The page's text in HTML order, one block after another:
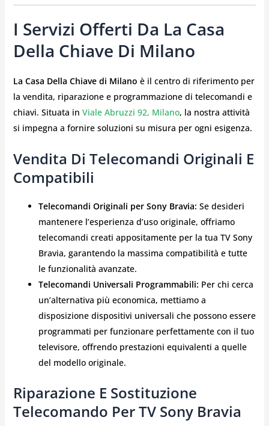
I Servizi Offerti Da La Casa
Della Chiave Di Milano
La Casa Della Chiave di Milano è il centro di riferimento per
la vendita, riparazione e programmazione di telecomandi e
chiavi. Situata in Viale Abruzzi 92, Milano, la nostra attività
si impegna a fornire soluzioni su misura per ogni esigenza.
Vendita Di Telecomandi Originali E
Compatibili
Telecomandi Originali per Sony Bravia: Se desideri
mantenere l’esperienza d’uso originale, offriamo
telecomandi creati appositamente per la tua TV Sony
Bravia, garantendo la massima compatibilità e tutte
le funzionalità avanzate.
Telecomandi Universali Programmabili: Per chi cerca
un’alternativa più economica, mettiamo a
disposizione dispositivi universali che possono essere
programmati per funzionare perfettamente con il tuo
televisore, offrendo prestazioni equivalenti a quelle
del modello originale.
Riparazione E Sostituzione
Telecomando Per TV Sony Bravia